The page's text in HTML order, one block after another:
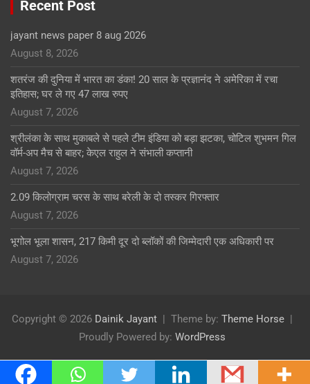
Recent Post
jayant news paper 8 aug 2026
August 8, 2026
शतरंज की दुनिया में भारत का डंका! 20 साल के प्रज्ञानंद ने अमेरिका में रचा
इतिहास; घर ले गए 47 लाख रुपए
August 7, 2026
श्रीलंका के साथ मुकाबले से पहले टीम इंडिया को बड़ा झटका, चोटिल शुभमन गिल
वॉर्म-अप मैच से बाहर; केएल राहुल ने संभाली कप्तानी
August 7, 2026
2.09 किलोग्राम चरस के साथ बरेली के दो तस्कर गिरफ्तार
August 7, 2026
भूगोल भूला शासन, 217 किमी दूर दो ब्लॉकों की जिम्मेदारी एक अधिकारी पर
August 7, 2026
Copyright © 2026 Dainik Jayant Theme by: Theme Horse
Proudly Powered by: WordPress